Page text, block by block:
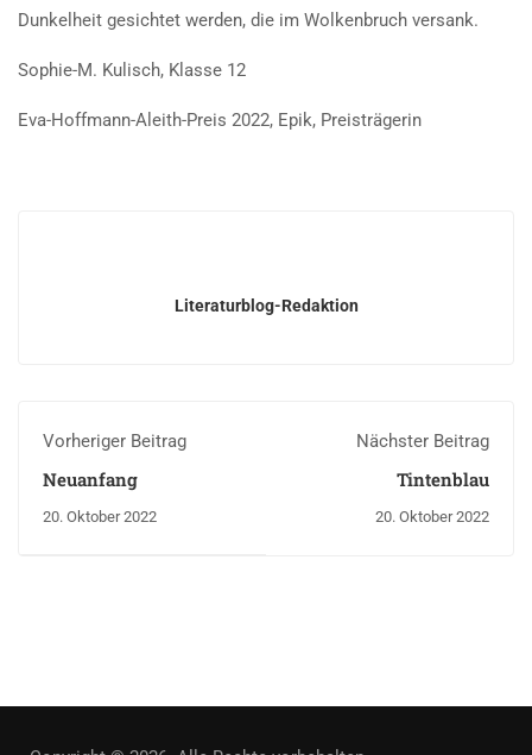
Dunkelheit gesichtet werden, die im Wolkenbruch versank.
Sophie-M. Kulisch, Klasse 12
Eva-Hoffmann-Aleith-Preis 2022, Epik, Preisträgerin
Literaturblog-Redaktion
Vorheriger Beitrag
Neuanfang
20. Oktober 2022
Nächster Beitrag
Tintenblau
20. Oktober 2022